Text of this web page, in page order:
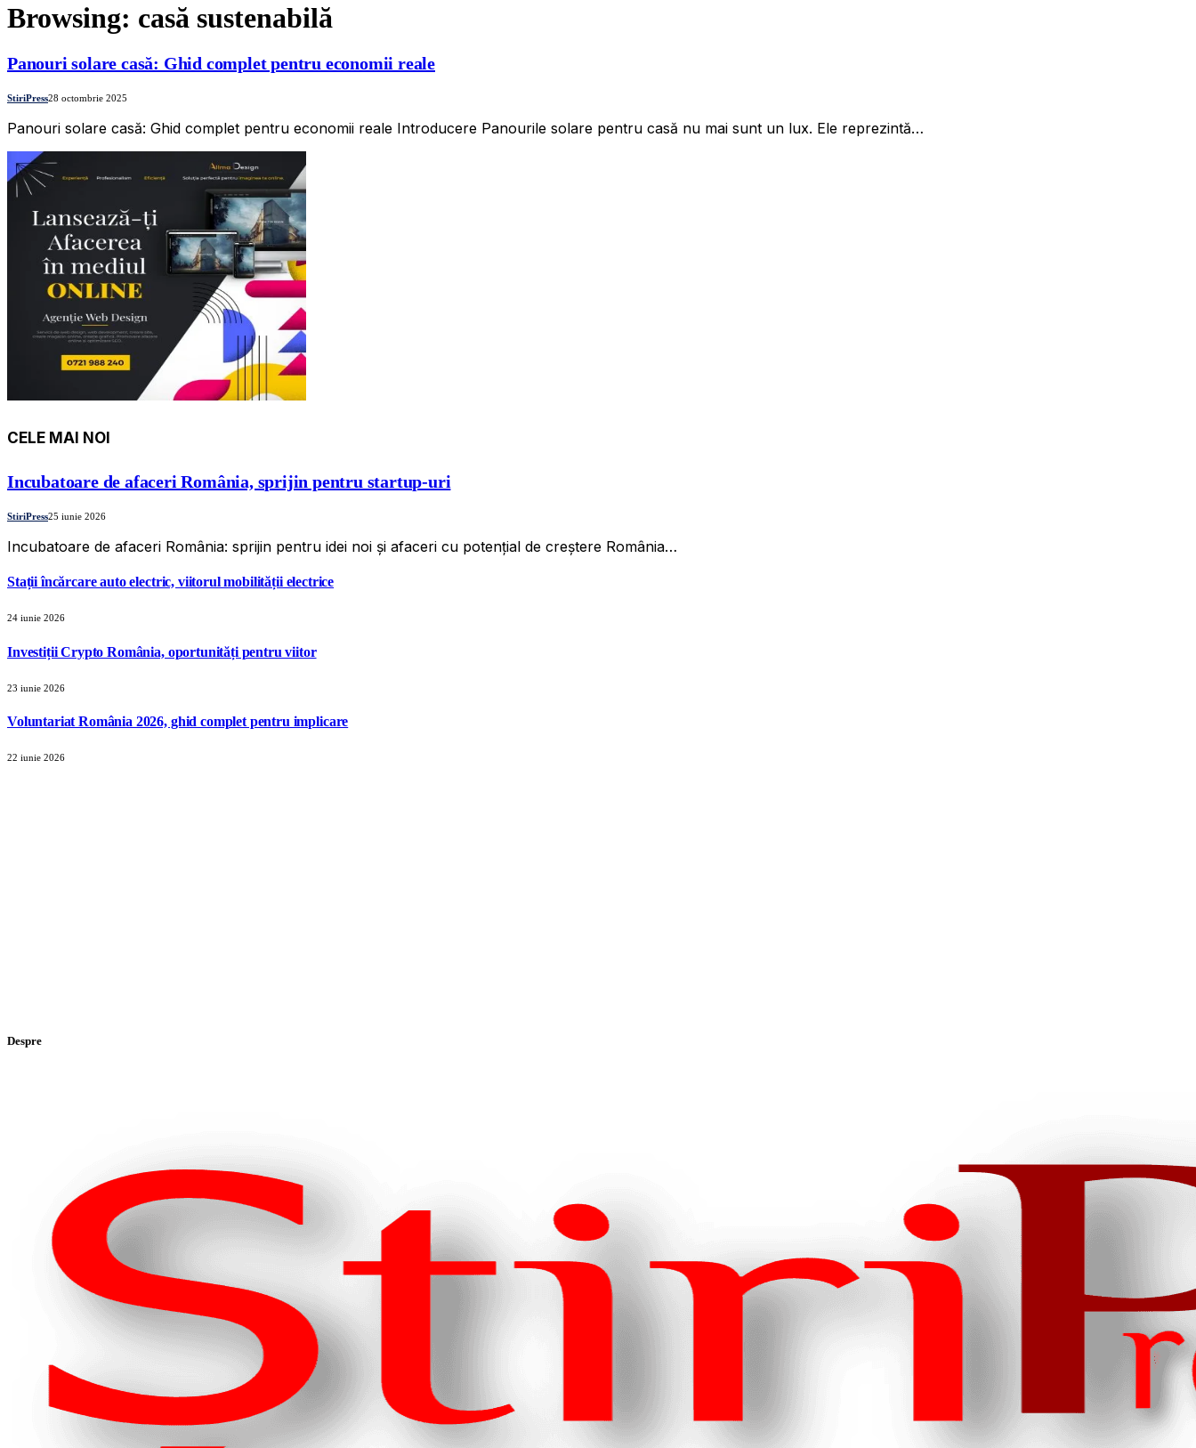
Browsing: casă sustenabilă
Panouri solare casă: Ghid complet pentru economii reale
StiriPress28 octombrie 2025
Panouri solare casă: Ghid complet pentru economii reale Introducere Panourile solare pentru casă nu mai sunt un lux. Ele reprezintă…
CELE MAI NOI
Incubatoare de afaceri România, sprijin pentru startup-uri
StiriPress25 iunie 2026
Incubatoare de afaceri România: sprijin pentru idei noi și afaceri cu potențial de creștere România…
Stații încărcare auto electric, viitorul mobilității electrice
24 iunie 2026
Investiții Crypto România, oportunități pentru viitor
23 iunie 2026
Voluntariat România 2026, ghid complet pentru implicare
22 iunie 2026
Despre